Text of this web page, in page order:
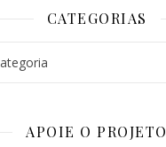
CATEGORIAS
APOIE O PROJETO